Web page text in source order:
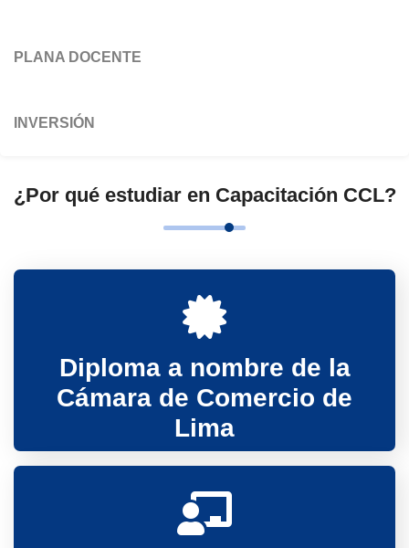
PLANA DOCENTE
INVERSIÓN
¿Por qué estudiar en Capacitación CCL?
Diploma a nombre de la
Cámara de Comercio de
Lima